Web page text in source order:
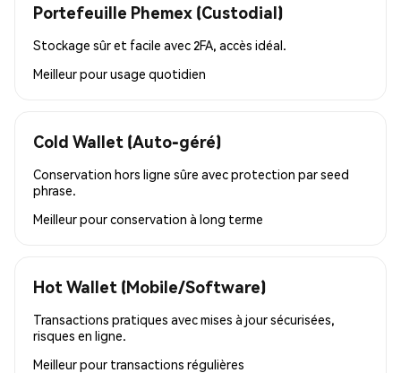
Portefeuille Phemex (Custodial)
Stockage sûr et facile avec 2FA, accès idéal.
Meilleur pourusage quotidien
Cold Wallet (Auto-géré)
Conservation hors ligne sûre avec protection par seed
phrase.
Meilleur pourconservation à long terme
Hot Wallet (Mobile/Software)
Transactions pratiques avec mises à jour sécurisées,
risques en ligne.
Meilleur pour transactions régulières